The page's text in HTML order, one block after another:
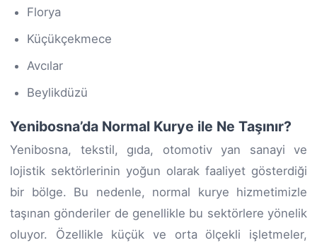
Florya
Küçükçekmece
Avcılar
Beylikdüzü
Yenibosna’da Normal Kurye ile Ne Taşınır?
Yenibosna, tekstil, gıda, otomotiv yan sanayi ve
lojistik sektörlerinin yoğun olarak faaliyet gösterdiği
bir bölge. Bu nedenle, normal kurye hizmetimizle
taşınan gönderiler de genellikle bu sektörlere yönelik
oluyor. Özellikle küçük ve orta ölçekli işletmeler,